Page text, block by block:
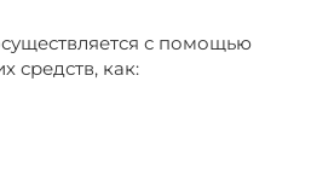
с помощью
средств, как: